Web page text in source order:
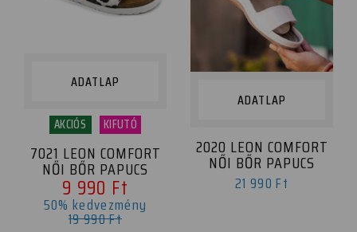
ADATLAP
AKCIÓS KIFUTÓ
7021 LEON COMFORT
NŐI BŐR PAPUCS
9 990 Ft
50% kedvezmény
19 990 Ft
ADATLAP
2020 LEON COMFORT
NŐI BŐR PAPUCS
21 990 Ft